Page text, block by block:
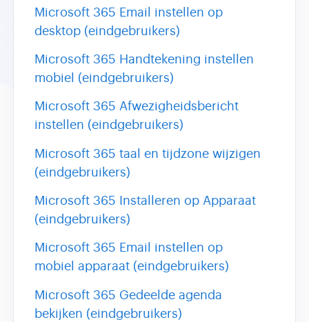
Microsoft 365 Email instellen op
desktop (eindgebruikers)
Microsoft 365 Handtekening instellen
mobiel (eindgebruikers)
Microsoft 365 Afwezigheidsbericht
instellen (eindgebruikers)
Microsoft 365 taal en tijdzone wijzigen
(eindgebruikers)
Microsoft 365 Installeren op Apparaat
(eindgebruikers)
Microsoft 365 Email instellen op
mobiel apparaat (eindgebruikers)
Microsoft 365 Gedeelde agenda
bekijken (eindgebruikers)